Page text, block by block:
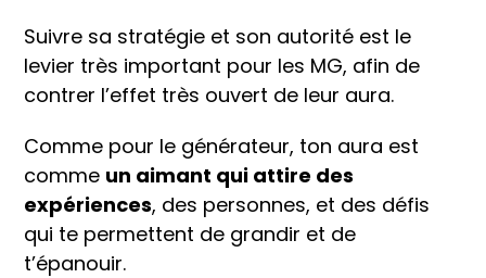
Suivre sa stratégie et son autorité est le
levier très important pour les MG, afin de
contrer l’effet très ouvert de leur aura.
Comme pour le générateur, ton aura est
comme un aimant qui attire des
expériences, des personnes, et des défis
qui te permettent de grandir et de
t’épanouir.